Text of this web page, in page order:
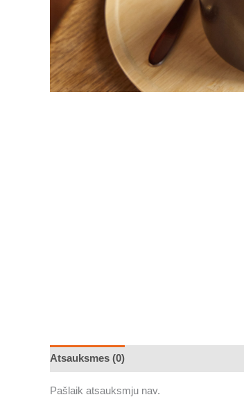
Atsauksmes (0)
Pašlaik atsauksmju nav.